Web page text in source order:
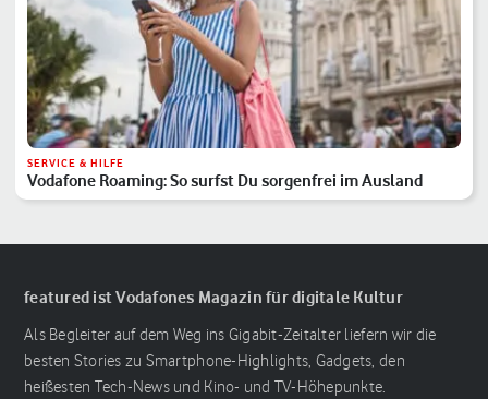
SERVICE & HILFE
Vodafone Roaming: So surfst Du sorgenfrei im Ausland
featured ist Vodafones Magazin für digitale Kultur
Als Begleiter auf dem Weg ins Gigabit-Zeitalter liefern wir die
besten Stories zu Smartphone-Highlights, Gadgets, den
heißesten Tech-News und Kino- und TV-Höhepunkte.